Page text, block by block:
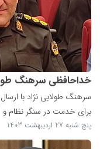
خداحافظی سرهنگ
سرهنگ طولابی نژاد با
برای خدمت در سنگر نظام و
پنج شنبه 27 اردیبهشت 1403